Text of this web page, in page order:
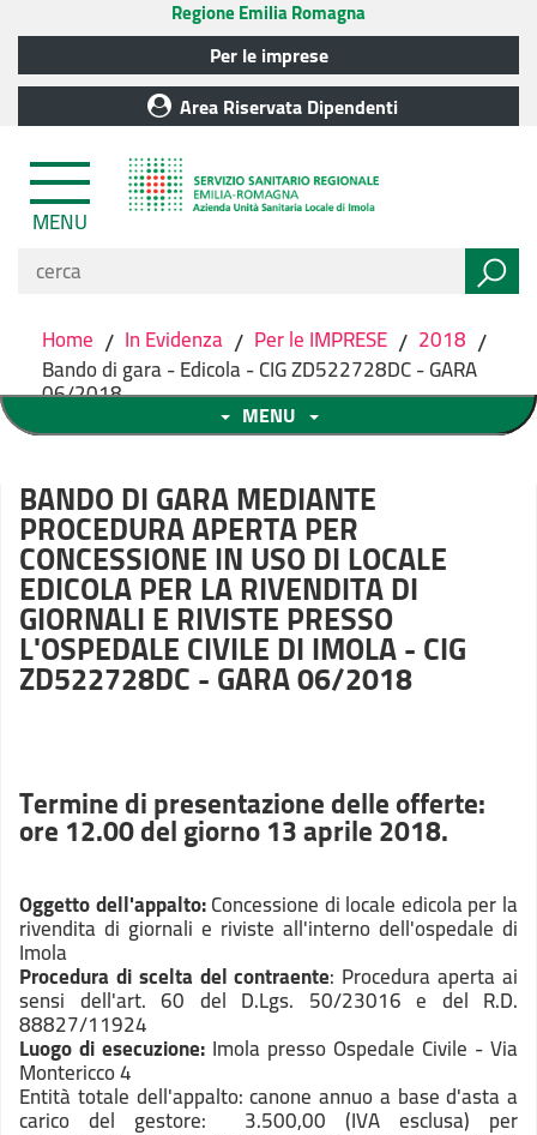
Regione Emilia Romagna
Per le imprese
Area Riservata Dipendenti
MENU
Home / In Evidenza / Per le IMPRESE / 2018 /
Bando di gara - Edicola - CIG ZD522728DC - GARA
06/2018
MENU
BANDO DI GARA MEDIANTE
PROCEDURA APERTA PER
CONCESSIONE IN USO DI LOCALE
EDICOLA PER LA RIVENDITA DI
GIORNALI E RIVISTE PRESSO
L'OSPEDALE CIVILE DI IMOLA - CIG
ZD522728DC - GARA 06/2018
Termine di presentazione delle offerte:
ore 12.00 del giorno 13 aprile 2018.
Oggetto dell'appalto:Concessione di locale edicola per la
rivendita di giornali e riviste all'interno dell'ospedale di
Imola
Procedura di scelta del contraente: Procedura aperta ai
sensi dell'art. 60 del D.Lgs. 50/23016 e del R.D.
88827/11924
Luogo di esecuzione: Imola presso Ospedale Civile - Via
Montericco 4
Entità totale dell'appalto: canone annuo a base d'asta a
carico del gestore:  3.500,00 (IVA esclusa) per